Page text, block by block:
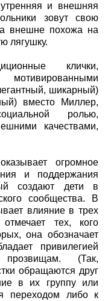
и внешняя
зовут свою
внешне похожа на
лягушку.
клички,
шикарный)
вместо Миллер,
ролью,
качествами,
огромное
и поддержания
создают дети в
сообщества. В
влияние в трех
тех, кого
она обозначает
привилегией
(Так,
обращаются друг
в их группу или
переходом либо к